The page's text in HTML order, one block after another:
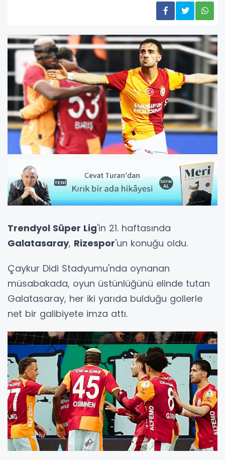
Trendyol Süper Lig'in 21. haftasında
Galatasaray, Rizespor'un konuğu oldu.
Çaykur Didi Stadyumu'nda oynanan
müsabakada, oyun üstünlüğünü elinde tutan
Galatasaray, her iki yarıda bulduğu gollerle
net bir galibiyete imza attı.